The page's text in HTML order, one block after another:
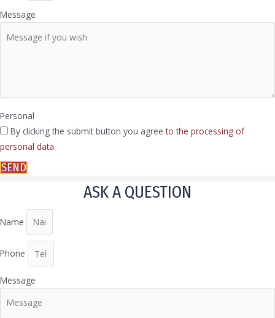
Message
Personal
By clicking the submit button you agreeto the processing of
personal data.
SEND
ASK A QUESTION
Name
Phone
Message